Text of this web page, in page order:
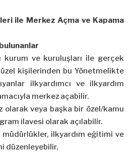
ile Merkez Açma ve Kapama
kurum ve kuruluşları ile gerçek
kişilerinden bu Yönetmelikte
ilkyardımcı ve ilkyardım
merkez açabilir.
olarak veya başka bir özel/kamu
ilavesi olarak açılabilir.
ilkyardım eğitimi ve
düzenleyebilir.